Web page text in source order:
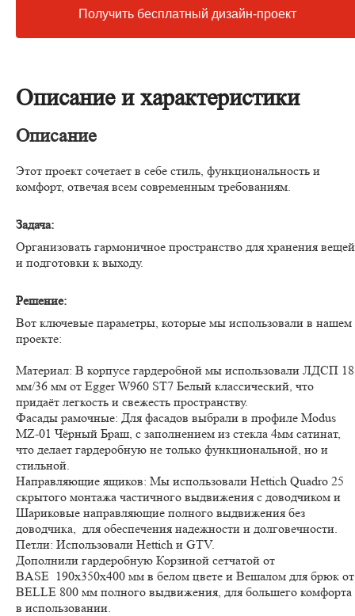
Получить бесплатный дизайн-проект
Описание и характеристики
Описание
Этот проект сочетает в себе стиль, функциональность и
комфорт, отвечая всем современным требованиям.
Задача:
Организовать гармоничное пространство для хранения вещей
и подготовки к выходу.
Решение:
Вот ключевые параметры, которые мы использовали в нашем
проекте:
Материал: В корпусе гардеробной мы использовали ЛДСП 18
мм/36 мм от Egger W960 ST7 Белый классический, что
придаёт легкость и свежесть пространству.
Фасады рамочные: Для фасадов выбрали в профиле Modus
MZ-01 Чёрный Браш, с заполнением из стекла 4мм сатинат,
что делает гардеробную не только функциональной, но и
стильной.
Направляющие ящиков: Мы использовали Hettich Quadro 25
скрытого монтажа частичного выдвижения с доводчиком и
Шариковые направляющие полного выдвижения без
доводчика, для обеспечения надежности и долговечности.
Петли: Использовали Hettich и GTV.
Дополнили гардеробную Корзиной сетчатой от
BASE 190x350x400 мм в белом цвете и Вешалом для брюк от
BELLE 800 мм полного выдвижения, для большего комфорта
в использовании.